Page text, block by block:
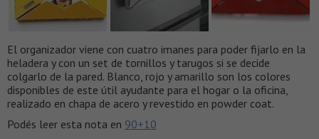
El organizador viene con cuatro imanes para poder fijarlo en la
heladera y con un set de tornillos y tarugos si se decide
colgarlo de la pared. Blanco, rojo y amarillo son los colores
disponibles de este útil ayudante para el hogar o la oficina,
realizado en chapa de acero y revestido en powder coat.
Podés leer esta nota en 90+10